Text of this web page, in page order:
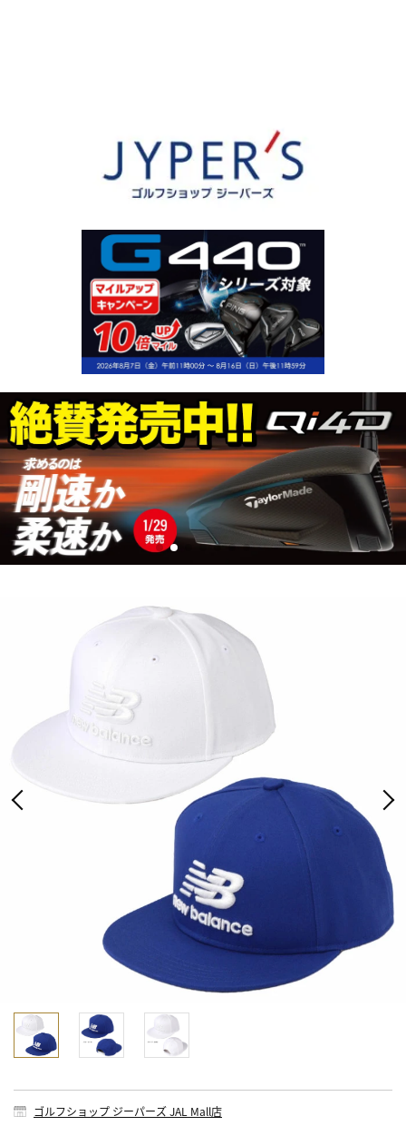
ゴルフショップ ジーパーズ JAL Mall店